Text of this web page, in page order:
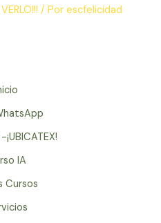
/ Porescfelicidad
IA
Cursos